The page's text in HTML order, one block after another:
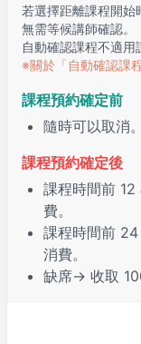
若選擇距離課程開
無需等候講師確認。
自動確認課程不適用
※關於「自動確認課程
課程預約確定前
隨時可以取消。
課程預約確定後
課程時間前 12
費。
課程時間前 24
消費。
缺席→ 收取